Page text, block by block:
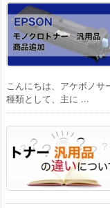
こんにちは、アケボノサ
種類として、主に ...